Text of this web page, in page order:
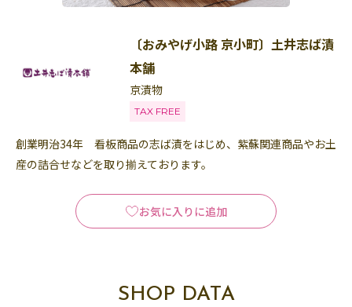
〔おみやげ小路 京小町〕土井志ば漬
本舗
京漬物
TAX FREE
創業明治34年 看板商品の志ば漬をはじめ、紫蘇関連商品やお土
産の詰合せなどを取り揃えております。
お気に入りに追加
SHOP DATA